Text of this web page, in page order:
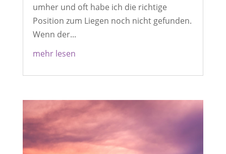
umher und oft habe ich die richtige
Position zum Liegen noch nicht gefunden.
Wenn der...
mehr lesen